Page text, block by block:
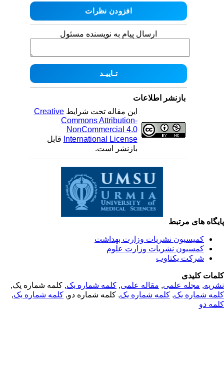
ارسال پیام به نویسنده مسئول
بازنشر اطلاعات
این مقاله تحت شرایطCreative
Commons Attribution-
NonCommercial 4.0
International Licenseقابل
بازنشر است.
های مرتبط
کمیسیون نشریات وزارت بهداشت
کمسیون نشریات وزارت علوم
شرکت یکتاوب
کلیدی
,مجله علمی, مقاله علمی, کلمه شماره یک, کلمه شماره یک,
شماره یک,کلمه شماره یک, کلمه شماره دو,کلمه شماره یک,
دو